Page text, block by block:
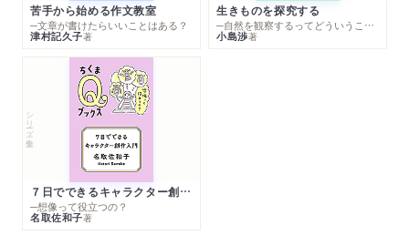
苦手から始める作文教室
─文章が書けたらいいことはある？
津村記久子著
生きものを探究する
─自然を観察するってどういうこと？
小島渉著
シリーズ・全集
７日でできるキャラクター創作入門
─想像って役立つの？
名取佐和子著